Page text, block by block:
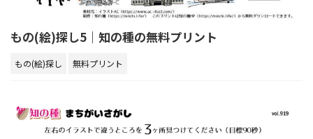
もの(絵)探し5｜知の種の無料プリント
もの(絵)探し 無料プリント